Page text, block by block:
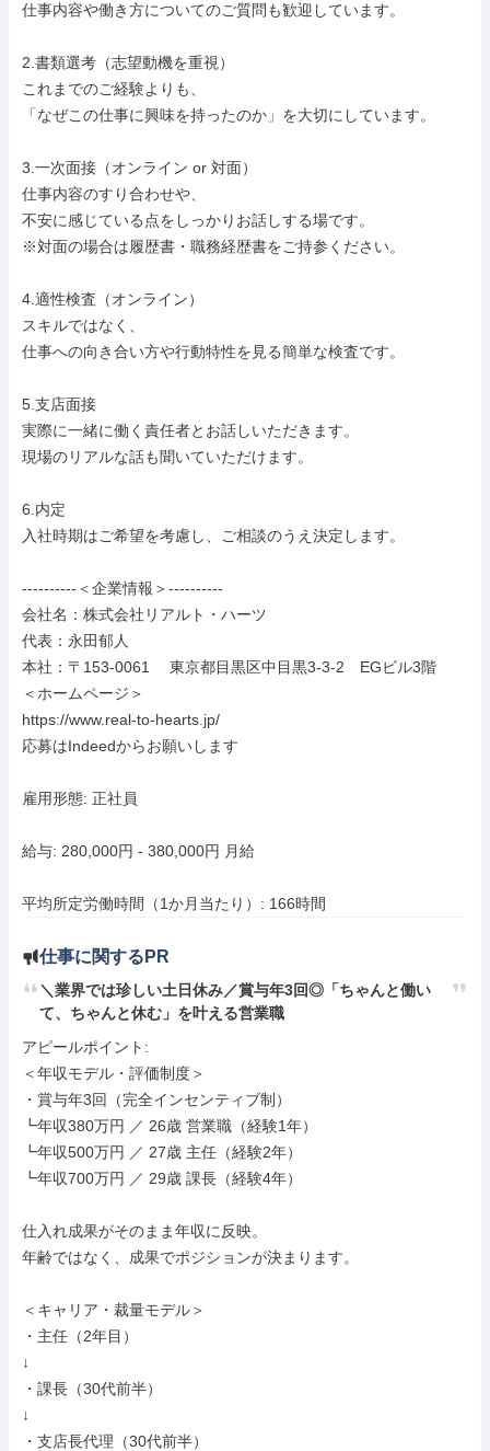
仕事内容や働き方についてのご質問も歓迎しています。
2.書類選考（志望動機を重視）
これまでのご経験よりも、
「なぜこの仕事に興味を持ったのか」を大切にしています。
3.一次面接（オンライン or 対面）
仕事内容のすり合わせや、
不安に感じている点をしっかりお話しする場です。
※対面の場合は履歴書・職務経歴書をご持参ください。
4.適性検査（オンライン）
スキルではなく、
仕事への向き合い方や行動特性を見る簡単な検査です。
5.支店面接
実際に一緒に働く責任者とお話しいただきます。
現場のリアルな話も聞いていただけます。
6.内定
入社時期はご希望を考慮し、ご相談のうえ決定します。
----------＜企業情報＞----------
会社名：株式会社リアルト・ハーツ
代表：永田郁人
本社：〒153-0061　 東京都目黒区中目黒3-3-2　EGビル3階
＜ホームページ＞
https://www.real-to-hearts.jp/
応募はIndeedからお願いします
雇用形態: 正社員
給与: 280,000円 - 380,000円 月給
平均所定労働時間（1か月当たり）: 166時間
仕事に関するPR
＼業界では珍しい土日休み／賞与年3回◎「ちゃんと働い
て、ちゃんと休む」を叶える営業職
アピールポイント:
＜年収モデル・評価制度＞
・賞与年3回（完全インセンティブ制）
┗年収380万円 ／ 26歳 営業職（経験1年）
┗年収500万円 ／ 27歳 主任（経験2年）
┗年収700万円 ／ 29歳 課長（経験4年）
仕入れ成果がそのまま年収に反映。
年齢ではなく、成果でポジションが決まります。
＜キャリア・裁量モデル＞
・主任（2年目）
↓
・課長（30代前半）
↓
・支店長代理（30代前半）